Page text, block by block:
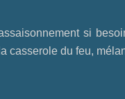
si
casserole du feu,